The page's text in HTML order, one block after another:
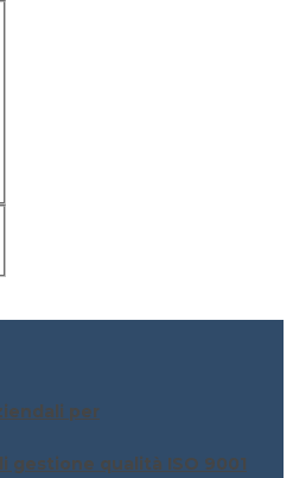
per
gestione qualità ISO 9001